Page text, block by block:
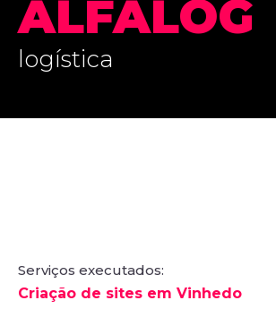
ALFALOG
logística
Serviços executados:
Criação de sites em Vinhedo